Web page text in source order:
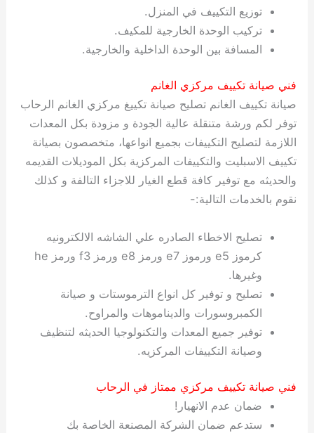
توزيع التكييف في المنزل.
تركيب الوحدة الخارجية للمكيف.
المسافة بين الوحدة الداخلية والخارجية.
فني صيانة تكييف مركزي الغانم
صيانة تكييف الغانم تصليح صيانة تكييغ مركزي الغانم الرحاب
توفر لكم ورشة متنقلة عالية الجودة و مزودة بكل المعدات
اللازمة لتصليح التكييفات بجميع انواعها، متخصصون بصيانة
تكييف الاسبليت والتكييفات المركزية بكل الموديلات القديمه
والحديثه مع توفير كافة قطع الغيار للاجزاء التالفة و كذلك
نقوم بالخدمات التالية:-
تصليح الاخطاء الصادره علي الشاشه الالكترونيه
كرموز e5 ورموز e7 ورمز e8 ورمز f3 ورمز he
وغيرها.
تصليح و توفير كل انواع الترموستات و صيانة
الكمبروسورات والديناموهات والمراوح.
توفير جميع المعدات والتكنولوجيا الحديثه لتنظيف
وصيانة التكييفات المركزيه.
فني صيانة تكييف مركزي ممتاز في الرحاب
ضمان عدم الانهيار!
ستدعم ضمان الشركة المصنعة الخاصة بك